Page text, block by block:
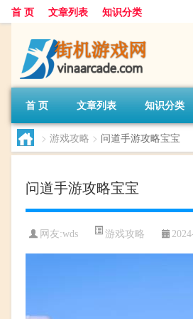
首 页 文章列表 知识分类
首 页 文章列表 知识分类
> 游戏攻略 > 问道手游攻略宝宝
问道手游攻略宝宝
网友:wds 游戏攻略